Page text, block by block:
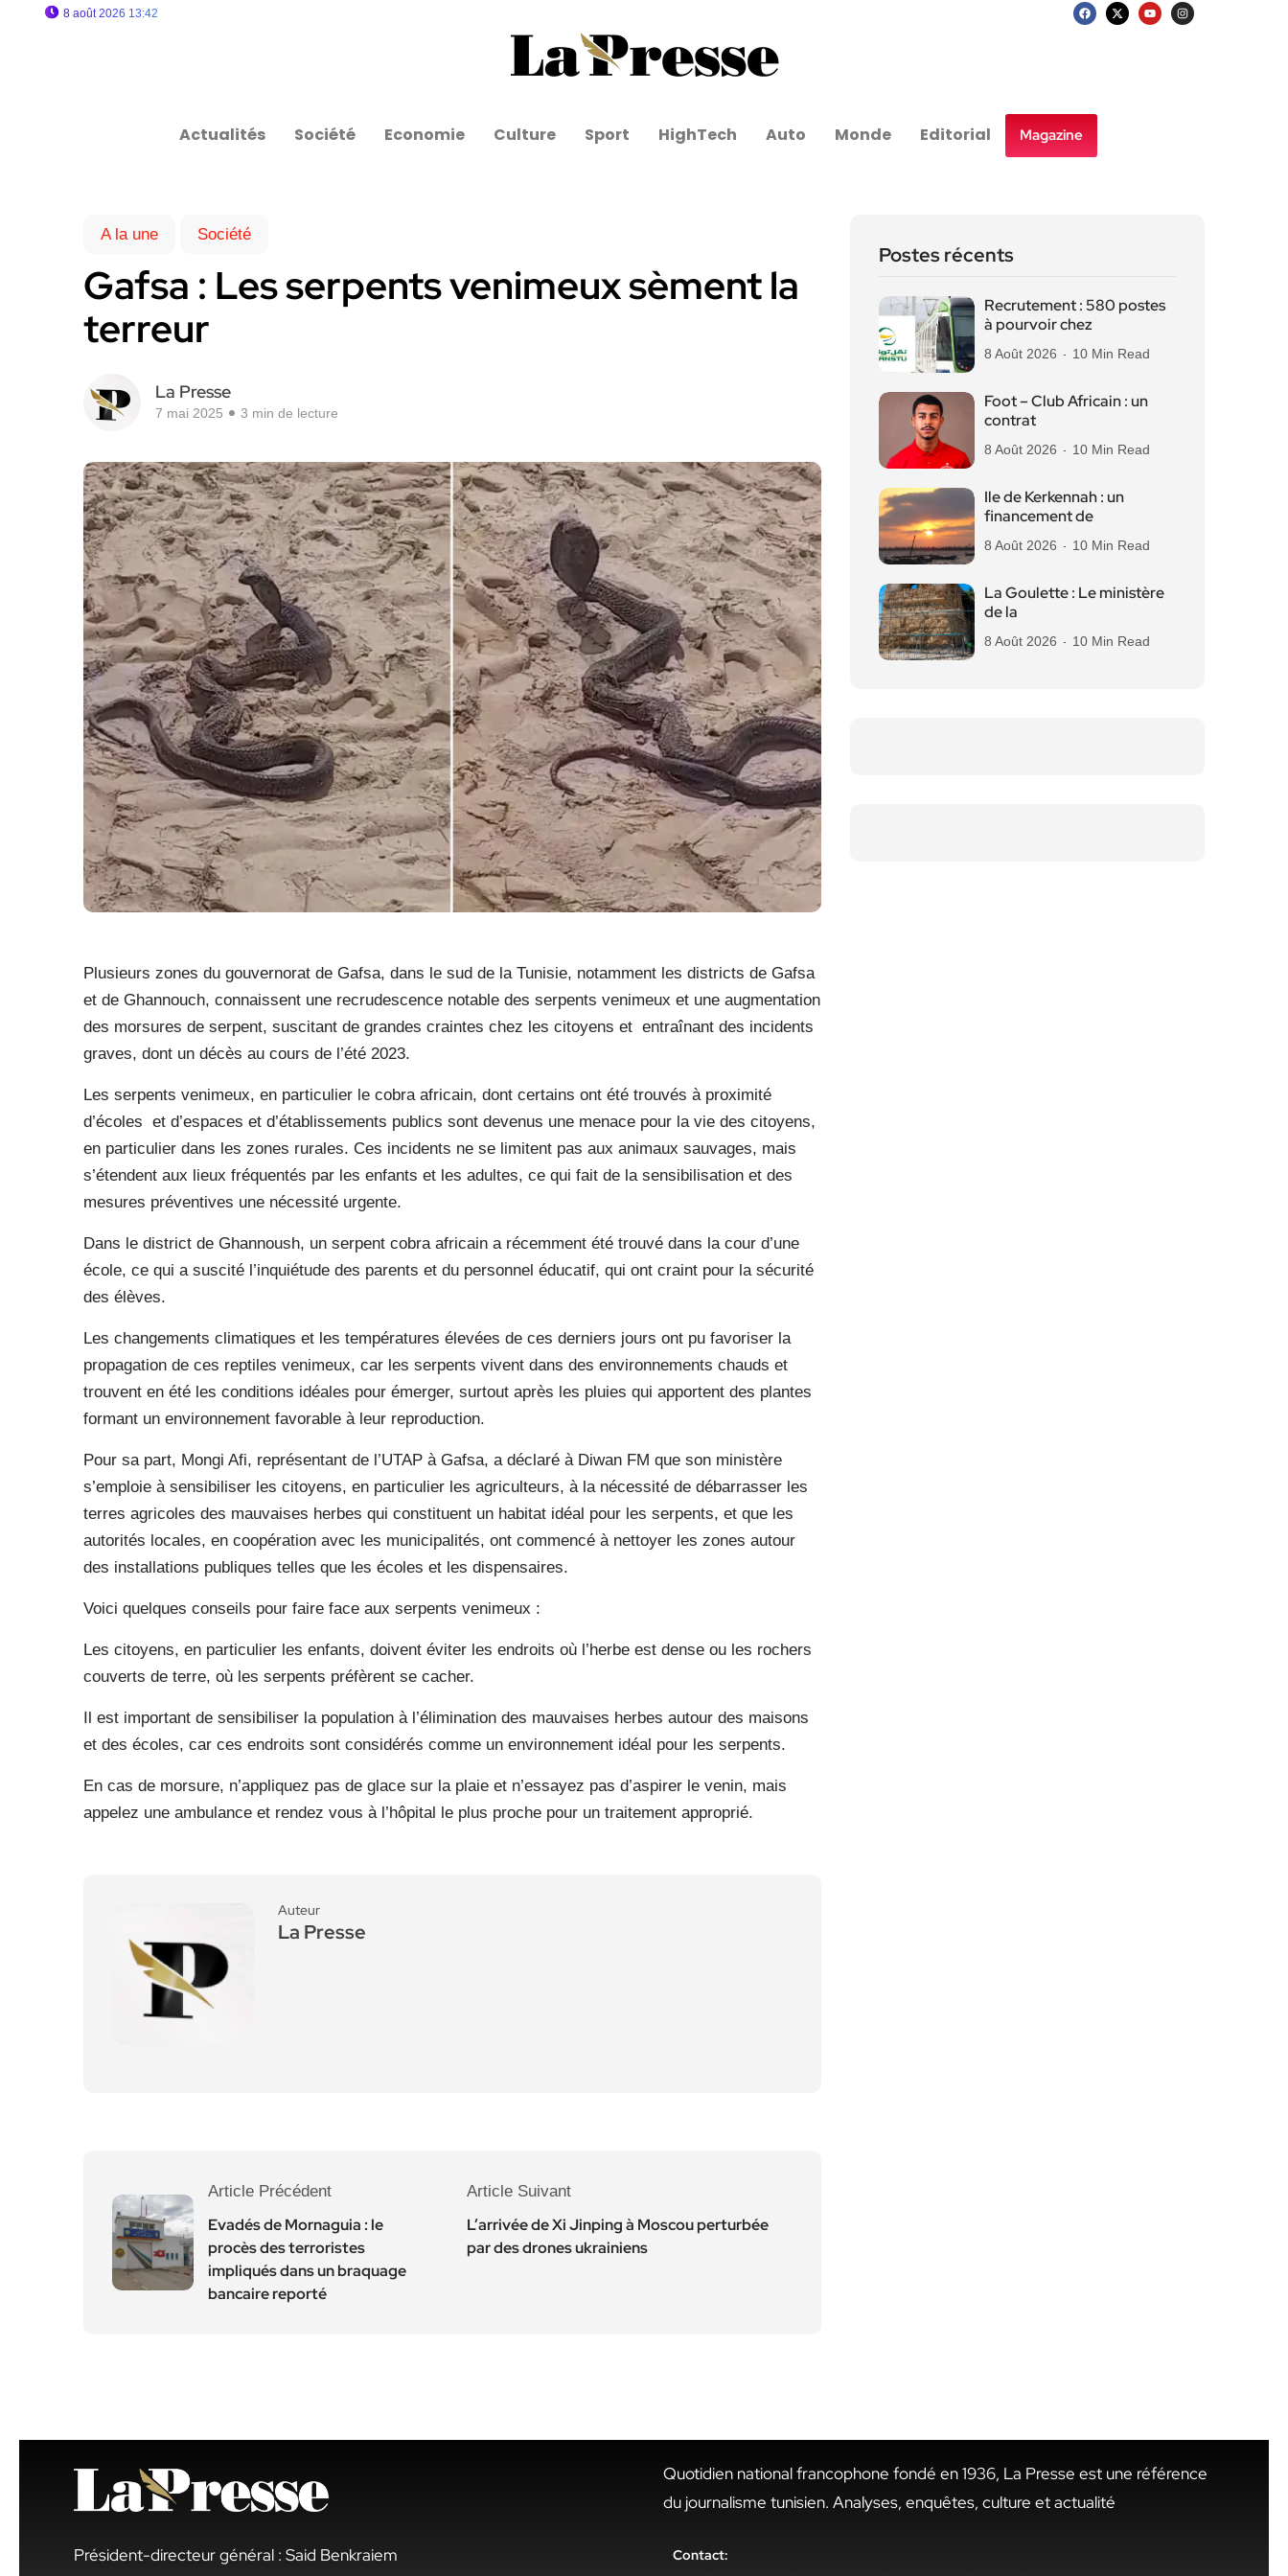
8 août 2026 13:42
Actualités Société Economie Culture Sport HighTech Auto Monde Editorial Magazine
A la une Société
Gafsa : Les serpents venimeux sèment la
terreur
La Presse
7 mai 2025 3 min de lecture
Plusieurs zones du gouvernorat de Gafsa, dans le sud de la Tunisie, notamment les districts de Gafsa
et de Ghannouch, connaissent une recrudescence notable des serpents venimeux et une augmentation
des morsures de serpent, suscitant de grandes craintes chez les citoyens et entraînant des incidents
graves, dont un décès au cours de l’été 2023.
Les serpents venimeux, en particulier le cobra africain, dont certains ont été trouvés à proximité
d’écoles et d’espaces et d’établissements publics sont devenus une menace pour la vie des citoyens,
en particulier dans les zones rurales. Ces incidents ne se limitent pas aux animaux sauvages, mais
s’étendent aux lieux fréquentés par les enfants et les adultes, ce qui fait de la sensibilisation et des
mesures préventives une nécessité urgente.
Dans le district de Ghannoush, un serpent cobra africain a récemment été trouvé dans la cour d’une
école, ce qui a suscité l’inquiétude des parents et du personnel éducatif, qui ont craint pour la sécurité
des élèves.
Les changements climatiques et les températures élevées de ces derniers jours ont pu favoriser la
propagation de ces reptiles venimeux, car les serpents vivent dans des environnements chauds et
trouvent en été les conditions idéales pour émerger, surtout après les pluies qui apportent des plantes
formant un environnement favorable à leur reproduction.
Pour sa part, Mongi Afi, représentant de l’UTAP à Gafsa, a déclaré à Diwan FM que son ministère
s’emploie à sensibiliser les citoyens, en particulier les agriculteurs, à la nécessité de débarrasser les
terres agricoles des mauvaises herbes qui constituent un habitat idéal pour les serpents, et que les
autorités locales, en coopération avec les municipalités, ont commencé à nettoyer les zones autour
des installations publiques telles que les écoles et les dispensaires.
Voici quelques conseils pour faire face aux serpents venimeux :
Les citoyens, en particulier les enfants, doivent éviter les endroits où l’herbe est dense ou les rochers
couverts de terre, où les serpents préfèrent se cacher.
Il est important de sensibiliser la population à l’élimination des mauvaises herbes autour des maisons
et des écoles, car ces endroits sont considérés comme un environnement idéal pour les serpents.
En cas de morsure, n’appliquez pas de glace sur la plaie et n’essayez pas d’aspirer le venin, mais
appelez une ambulance et rendez vous à l’hôpital le plus proche pour un traitement approprié.
Auteur
La Presse
Article Précédent
Evadés de Mornaguia : le
procès des terroristes
impliqués dans un braquage
bancaire reporté
Article Suivant
L’arrivée de Xi Jinping à Moscou perturbée
par des drones ukrainiens
Postes récents
Recrutement : 580 postes
à pourvoir chez
8 Août 2026 10 Min Read
Foot – Club Africain : un
contrat
8 Août 2026 10 Min Read
Ile de Kerkennah : un
financement de
8 Août 2026 10 Min Read
La Goulette : Le ministère
de la
8 Août 2026 10 Min Read
Président-directeur général : Said Benkraiem
Quotidien national francophone fondé en 1936, La Presse est une référence
du journalisme tunisien. Analyses, enquêtes, culture et actualité
Contact: